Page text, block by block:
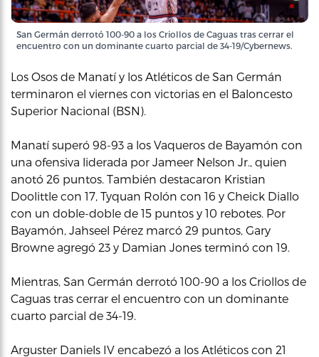
San Germán derrotó 100-90 a los Criollos de Caguas tras cerrar el
encuentro con un dominante cuarto parcial de 34-19/Cybernews.
Los Osos de Manatí y los Atléticos de San Germán
terminaron el viernes con victorias en el Baloncesto
Superior Nacional (BSN).
Manatí superó 98-93 a los Vaqueros de Bayamón con
una ofensiva liderada por Jameer Nelson Jr., quien
anotó 26 puntos. También destacaron Kristian
Doolittle con 17, Tyquan Rolón con 16 y Cheick Diallo
con un doble-doble de 15 puntos y 10 rebotes. Por
Bayamón, Jahseel Pérez marcó 29 puntos, Gary
Browne agregó 23 y Damian Jones terminó con 19.
Mientras, San Germán derrotó 100-90 a los Criollos de
Caguas tras cerrar el encuentro con un dominante
cuarto parcial de 34-19.
Arguster Daniels IV encabezó a los Atléticos con 21